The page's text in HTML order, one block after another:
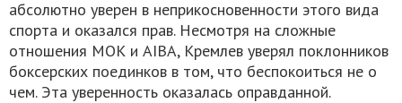
абсолютно уверен в неприкосновенности этого вида
спорта и оказался прав. Несмотря на сложные
отношения МОК и AIBA, Кремлев уверял поклонников
боксерских поединков в том, что беспокоиться не о
чем. Эта уверенность оказалась оправданной.